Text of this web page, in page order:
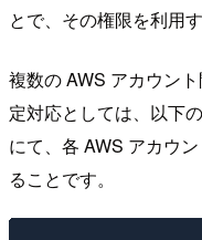
とで、その権限を利用
複数の AWS アカウン
定対応としては、以下
にて、各 AWS アカウ
ることです。